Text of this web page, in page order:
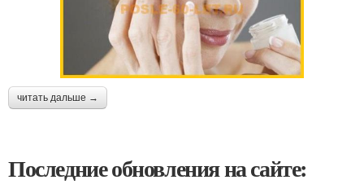
читать дальше →
Последние обновления на сайте: